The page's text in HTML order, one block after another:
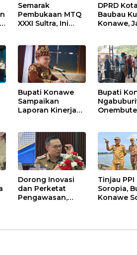
Semarak
Pembukaan MTQ
XXXI Sultra, Ini
DPRD Kota
Baubau
Konawe,
Bupati Konawe
Sampaikan
Laporan Kinerja
Persen
Bupati
Aspirasi
Dorong Inovasi
dan Perketat
Pengawasan,
Tinjau PPI
Soropia,
Konawe